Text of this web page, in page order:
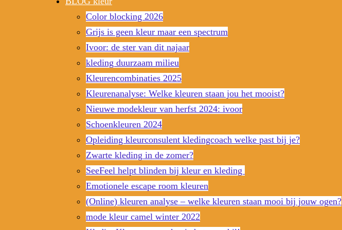
Color blocking 2026
Grijs is geen kleur maar een spectrum
Ivoor: de ster van dit najaar
kleding duurzaam milieu
Kleurencombinaties 2025
Kleurenanalyse: Welke kleuren staan jou het mooist?
Nieuwe modekleur van herfst 2024: ivoor
Schoenkleuren 2024
Opleiding kleurconsulent kledingcoach welke past bij je?
Zwarte kleding in de zomer?
SeeFeel helpt blinden bij kleur en kleding
Emotionele escape room kleuren
(Online) kleuren analyse – welke kleuren staan mooi bij jouw ogen?
mode kleur camel winter 2022